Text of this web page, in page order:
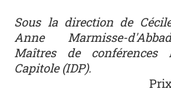
Sous la direction de
Anne Marmisse-
Maîtres de conférences
Capitole (IDP).